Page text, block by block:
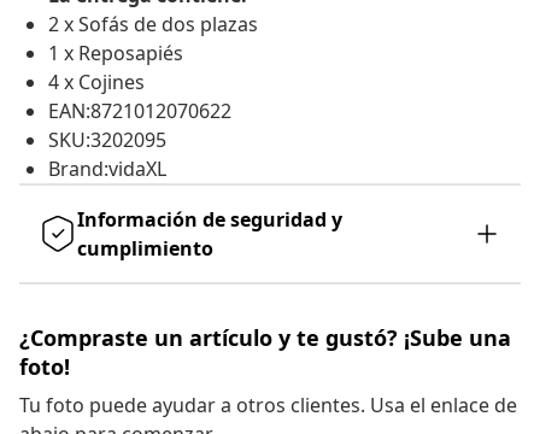
2 x Sofás de dos plazas
1 x Reposapiés
4 x Cojines
EAN:8721012070622
SKU:3202095
Brand:vidaXL
Información de seguridad y
cumplimiento
¿Compraste un artículo y te gustó? ¡Sube una
foto!
Tu foto puede ayudar a otros clientes. Usa el enlace de